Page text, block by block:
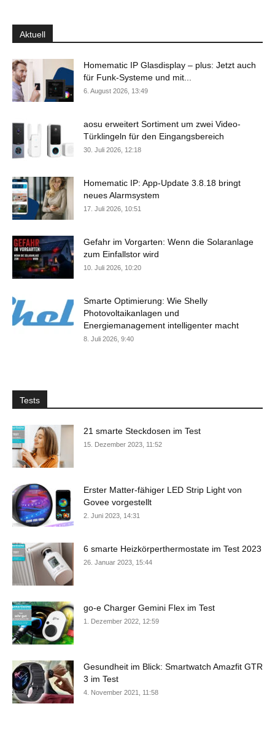
Aktuell
Homematic IP Glasdisplay – plus: Jetzt auch
für Funk-Systeme und mit...
6. August 2026, 13:49
aosu erweitert Sortiment um zwei Video-
Türklingeln für den Eingangsbereich
30. Juli 2026, 12:18
Homematic IP: App-Update 3.8.18 bringt
neues Alarmsystem
17. Juli 2026, 10:51
Gefahr im Vorgarten: Wenn die Solaranlage
zum Einfallstor wird
10. Juli 2026, 10:20
Smarte Optimierung: Wie Shelly
Photovoltaikanlagen und
Energiemanagement intelligenter macht
8. Juli 2026, 9:40
Tests
21 smarte Steckdosen im Test
15. Dezember 2023, 11:52
Erster Matter-fähiger LED Strip Light von
Govee vorgestellt
2. Juni 2023, 14:31
6 smarte Heizkörperthermostate im Test 2023
26. Januar 2023, 15:44
go-e Charger Gemini Flex im Test
1. Dezember 2022, 12:59
Gesundheit im Blick: Smartwatch Amazfit GTR
3 im Test
4. November 2021, 11:58